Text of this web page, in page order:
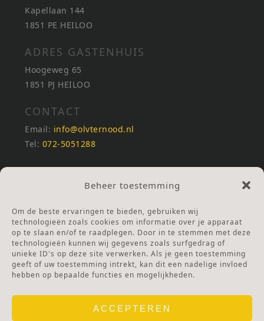
Beheer toestemming
Om de beste ervaringen te bieden, gebruiken wij
technologieën zoals cookies om informatie over je apparaat
op te slaan en/of te raadplegen. Door in te stemmen met deze
technologieën kunnen wij gegevens zoals surfgedrag of
unieke ID's op deze site verwerken. Als je geen toestemming
geeft of uw toestemming intrekt, kan dit een nadelige invloed
hebben op bepaalde functies en mogelijkheden.
ACCEPTEREN
Kapellaan 144
1851 PE HEILOO
ADRES GASTENHUIS
Hoogeweg 65
1851 PJ HEILOO
CONTACT
Email: info@olvternood.nl
Tel: 072-5051288
REKENINGNUMMERS
NL25INGB0000672168
Ga naar Doneren
ANBI Stichting
RSIN nummer:002832987